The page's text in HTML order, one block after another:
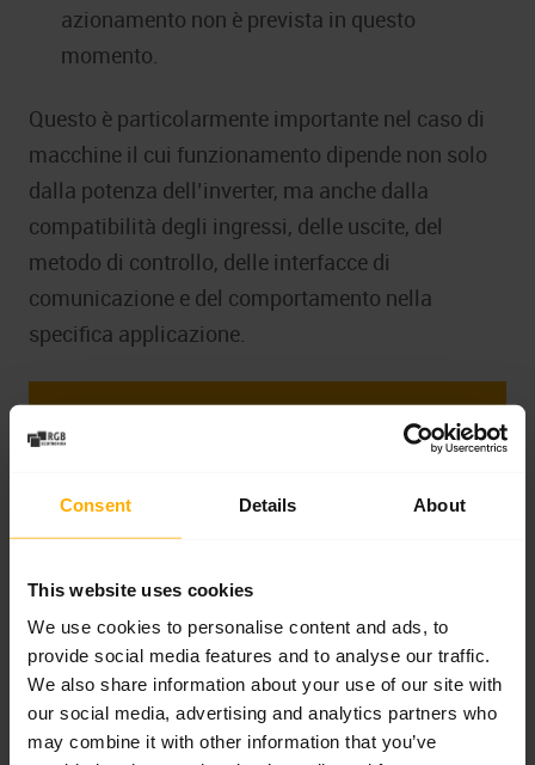
Consent Details About
This website uses cookies
We use cookies to personalise content and ads, to
provide social media features and to analyse our traffic.
We also share information about your use of our site with
our social media, advertising and analytics partners who
may combine it with other information that you’ve
azionamento non è prevista in questo
momento.
Questo è particolarmente importante nel caso di
macchine il cui funzionamento dipende non solo
dalla potenza dell’inverter, ma anche dalla
compatibilità degli ingressi, delle uscite, del
metodo di controllo, delle interfacce di
comunicazione e del comportamento nella
specifica applicazione.
riparazione?
di noleggio inverter e riduci il fermo
produzione.
Hotline servizio:+48 717 500 983
Email:biuro@rgbelektronika.pl